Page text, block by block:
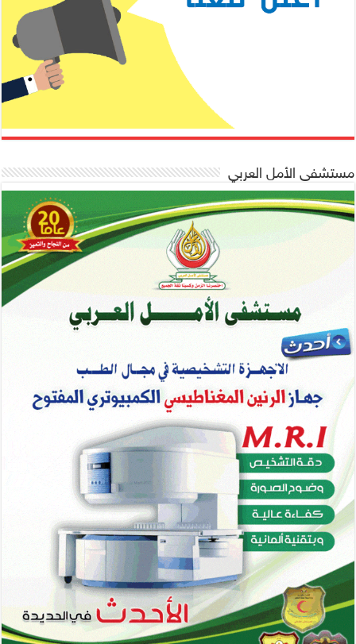
مستشفى الأمل العربي